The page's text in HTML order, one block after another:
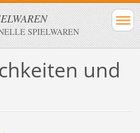
SPIELWAREN
und